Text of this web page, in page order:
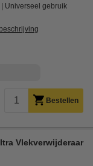
Universeel gebruik
Bestellen
Vlekverwijderaar